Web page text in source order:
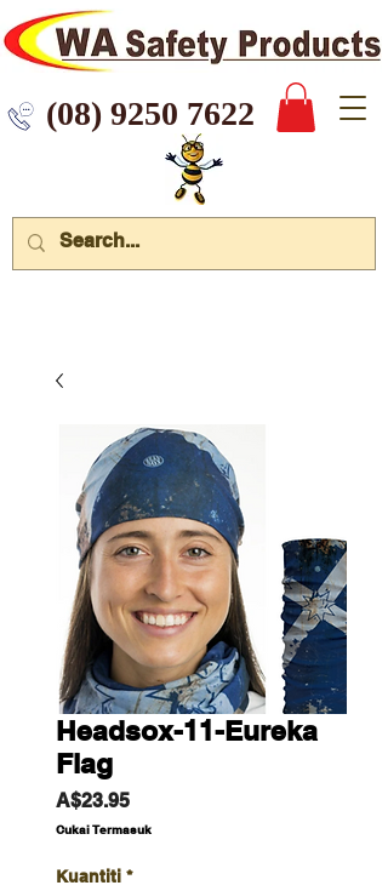
7622
Headsox-11-Eureka
Flag
A$23.95Harga
Cukai Termasuk
Kuantiti *